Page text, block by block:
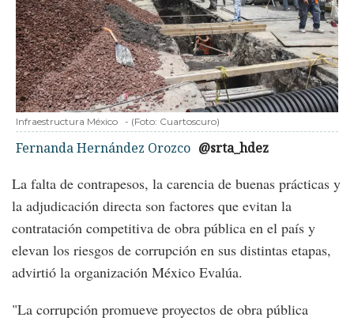
Infraestructura México - (Foto: Cuartoscuro)
Fernanda Hernández Orozco @srta_hdez
La falta de contrapesos, la carencia de buenas prácticas y
la adjudicación directa son factores que evitan la
contratación competitiva de obra pública en el país y
elevan los riesgos de corrupción en sus distintas etapas,
advirtió la organización México Evalúa.
"La corrupción promueve proyectos de obra pública